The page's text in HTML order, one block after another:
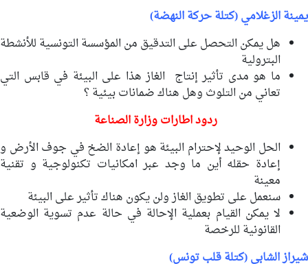
يمينة الزغلامي (كتلة حركة النهضة)
هل يمكن التحصل على التدقيق من المؤسسة التونسية للأنشطة
البترولية
ما هو مدى تأثير إنتاج الغاز هذا على البيئة في قابس التي
تعاني من التلوث وهل هناك ضمانات بيئية ؟
ردود اطارات وزارة الصناعة
الحل الوحيد لإحترام البيئة هو إعادة الضخ في جوف الأرض و
إعادة حقله أين ما وجد عبر امكانيات تكنولوجية و تقنية
معينة
سنعمل على تطويق الغاز ولن يكون هناك تأثير على البيئة
لا يمكن القيام بعملية الإحالة في حالة عدم تسوية الوضعية
القانونية للرخصة
شيراز الشابي (كتلة قلب تونس)